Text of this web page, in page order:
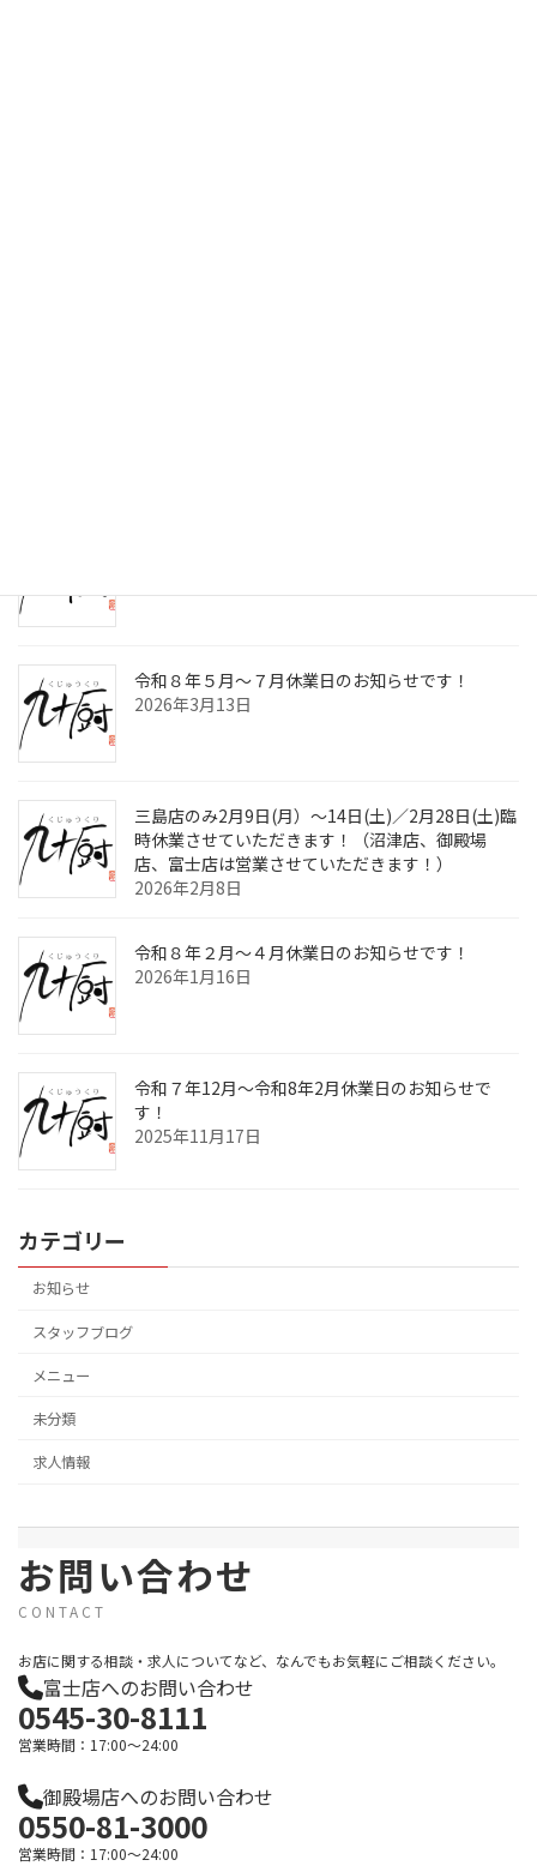
令和８年５月～７月休業日のお知らせです！
2026年3月13日
三島店のみ2月9日(月）～14日(土)／2月28日(土)臨
時休業させていただきます！（沼津店、御殿場
店、富士店は営業させていただきます！）
2026年2月8日
令和８年２月～４月休業日のお知らせです！
2026年1月16日
令和７年12月～令和8年2月休業日のお知らせで
す！
2025年11月17日
カテゴリー
お知らせ
スタッフブログ
メニュー
未分類
求人情報
お問い合わせ
CONTACT
お店に関する相談・求人についてなど、なんでもお気軽にご相談ください。
富士店へのお問い合わせ
0545-30-8111
営業時間：17:00～24:00
御殿場店へのお問い合わせ
0550-81-3000
営業時間：17:00～24:00